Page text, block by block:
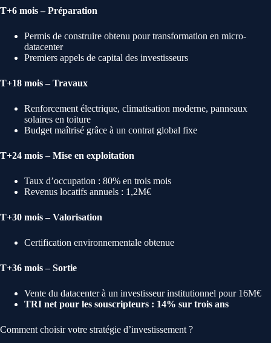
T+6 mois – Préparation
Permis de construire obtenu pour transformation en micro-
datacenter
Premiers appels de capital des investisseurs
T+18 mois – Travaux
Renforcement électrique, climatisation moderne, panneaux
solaires en toiture
Budget maîtrisé grâce à un contrat global fixe
T+24 mois – Mise en exploitation
Taux d’occupation : 80% en trois mois
Revenus locatifs annuels : 1,2M€
T+30 mois – Valorisation
Certification environnementale obtenue
T+36 mois – Sortie
Vente du datacenter à un investisseur institutionnel pour 16M€
TRI net pour les souscripteurs : 14% sur trois ans
Comment choisir votre stratégie d’investissement ?